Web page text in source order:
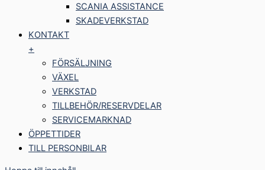
SCANIA ASSISTANCE
SKADEVERKSTAD
KONTAKT
+
FÖRSÄLJNING
VÄXEL
VERKSTAD
TILLBEHÖR/RESERVDELAR
SERVICEMARKNAD
ÖPPETTIDER
TILL PERSONBILAR